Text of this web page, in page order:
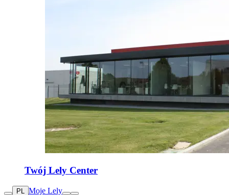
Twój Lely Center
PL
Moje Lely